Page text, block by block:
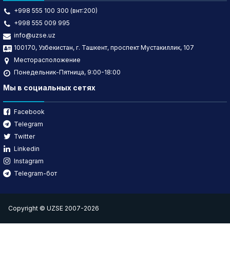
+998 555 100 300 (внт:200)
+998 555 009 995
info@uzse.uz
100170, Узбекистан, г. Ташкент, проспект Мустакиллик, 107
Месторасположение
Понедельник-Пятница, 9:00-18:00
Мы в социальных сетях
Facebook
Telegram
Twitter
Linkedin
Instagram
Telegram-бот
Copyright © UZSE 2007-2026